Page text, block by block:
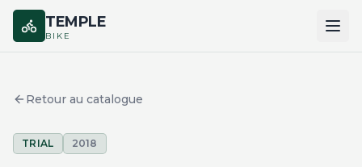
TEMPLE
BIKE
MARQUES
Retour au catalogue
TRIAL 2018